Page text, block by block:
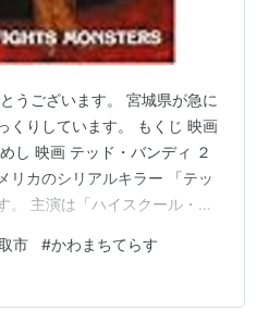
うございます。 宮城県が急に
くりしています。 もくじ 映画
し 映画 テッド・バンディ ２
リカのシリアルキラー 「テッ
。 主演は「ハイスクール・ミ
ックエフロン。 eiga.com シ
心理状態の下、殺人を繰り返
意で魅力のある頭のいい人だ
市 #かわまちてらす